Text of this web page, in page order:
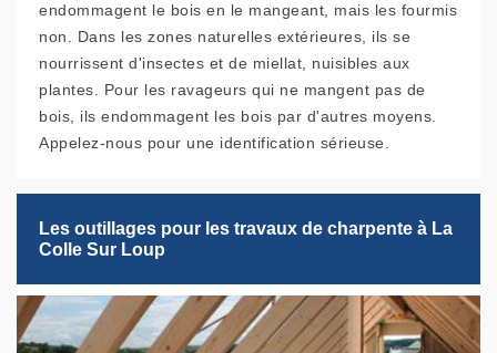
endommagent le bois en le mangeant, mais les fourmis
non. Dans les zones naturelles extérieures, ils se
nourrissent d'insectes et de miellat, nuisibles aux
plantes. Pour les ravageurs qui ne mangent pas de
bois, ils endommagent les bois par d'autres moyens.
Appelez-nous pour une identification sérieuse.
Les outillages pour les travaux de charpente à La
Colle Sur Loup